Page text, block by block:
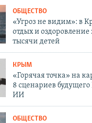
ОБЩЕСТВО
«Угроз не видим»: в
отдых и оздоровление
тысячи детей
КРЫМ
«Горячая точка» на
8 сценариев
ИИ
ОБЩЕСТВО